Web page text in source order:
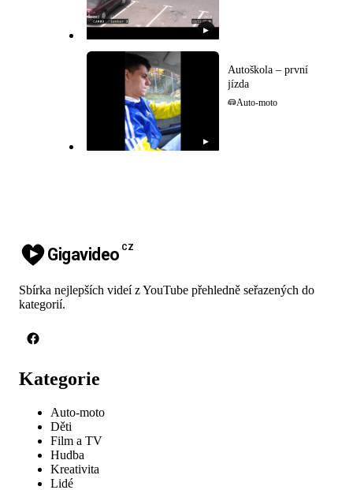
▶
▶
Autoškola – první
jízda
Auto-moto
Gigavideo CZ
Sbírka nejlepších videí z YouTube přehledně seřazených do
kategorií.
Kategorie
Auto-moto
Děti
Film a TV
Hudba
Kreativita
Lidé